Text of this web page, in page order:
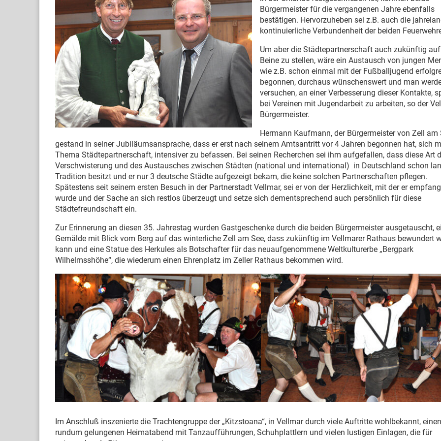
Bürgermeister für die vergangenen Jahre ebenfalls
bestätigen. Hervorzuheben sei z.B. auch die
kontinuierliche Verbundenheit der beiden
Um aber die Städtepartnerschaft auch zukünftig
Beine zu stellen, wäre ein Austausch von jungen
wie z.B. schon einmal mit der Fußballjugend
begonnen, durchaus wünschenswert und man
versuchen, an einer Verbesserung dieser Kontakte,
bei Vereinen mit Jugendarbeit zu arbeiten, so der
Bürgermeister.
Hermann Kaufmann, der Bürgermeister von Zell am
gestand in seiner Jubiläumsansprache, dass er erst nach seinem Amtsantritt vor 4 Jahren begonnen hat, sich
Thema Städtepartnerschaft, intensiver zu befassen. Bei seinen Recherchen sei ihm aufgefallen, dass diese Art
Verschwisterung und des Austausches zwischen Städten (national und international) in Deutschland schon
Tradition besitzt und er nur 3 deutsche Städte aufgezeigt bekam, die keine solchen Partnerschaften pflegen.
Spätestens seit seinem ersten Besuch in der Partnerstadt Vellmar, sei er von der Herzlichkeit, mit der er
wurde und der Sache an sich restlos überzeugt und setze sich dementsprechend auch persönlich für diese
Städtefreundschaft ein.
Zur Erinnerung an diesen 35. Jahrestag wurden Gastgeschenke durch die beiden Bürgermeister ausgetauscht,
Gemälde mit Blick vom Berg auf das winterliche Zell am See, dass zukünftig im Vellmarer Rathaus bewundert
kann und eine Statue des Herkules als Botschafter für das neuaufgenommene Weltkulturerbe „Bergpark
Wilhelmsshöhe“, die wiederum einen Ehrenplatz im Zeller Rathaus bekommen wird.
Im Anschluß inszenierte die Trachtengruppe der „Kitzstoana“, in Vellmar durch viele Auftritte wohlbekannt, einen
rundum gelungenen Heimatabend mit Tanzaufführungen, Schuhplattlern und vielen lustigen Einlagen, die für